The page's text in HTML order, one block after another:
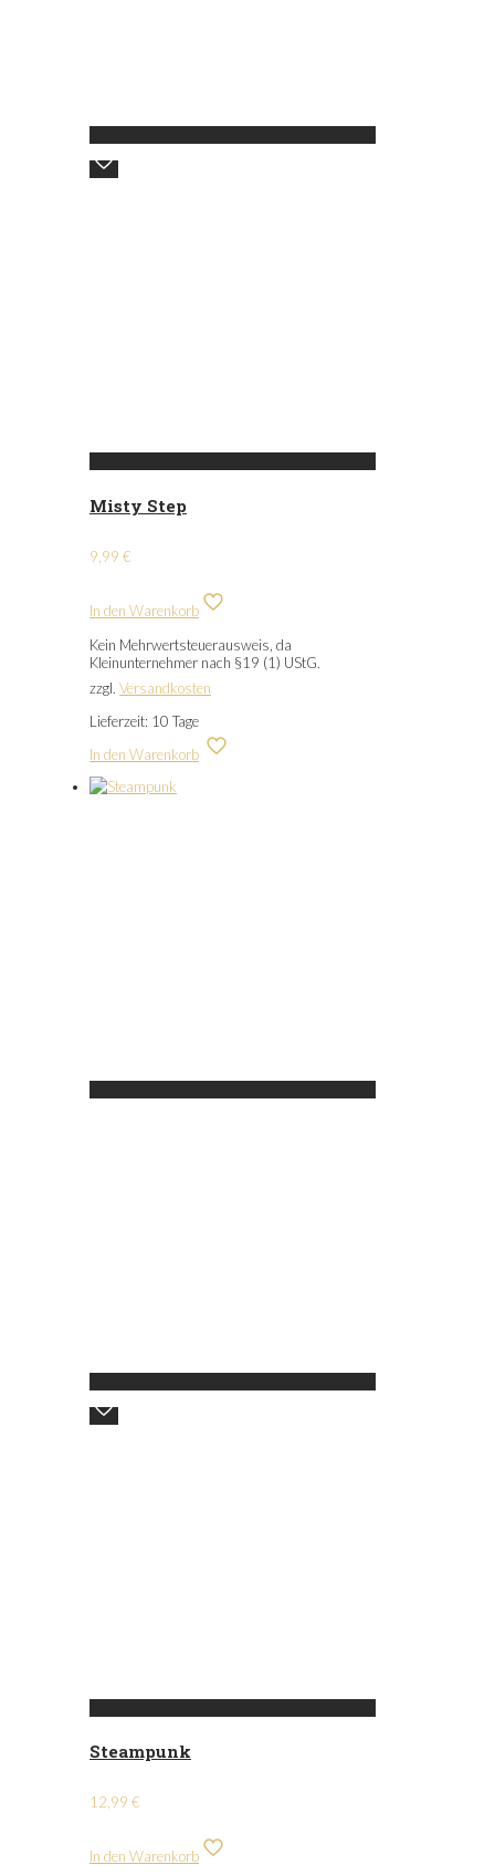
Misty Step
9,99 €
In den Warenkorb
Kein Mehrwertsteuerausweis, da
Kleinunternehmer nach §19 (1) UStG.
zzgl. Versandkosten
Lieferzeit: 10 Tage
In den Warenkorb
Steampunk
12,99 €
In den Warenkorb